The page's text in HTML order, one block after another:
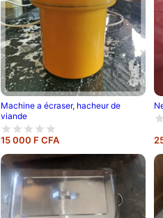
Machine a écraser, hacheur de
viande
15 000 F CFA